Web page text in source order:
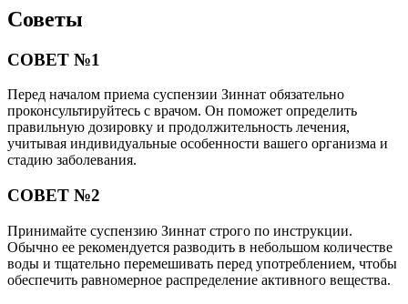
Советы
СОВЕТ №1
Перед началом приема суспензии Зиннат обязательно
проконсультируйтесь с врачом. Он поможет определить
правильную дозировку и продолжительность лечения,
учитывая индивидуальные особенности вашего организма и
стадию заболевания.
СОВЕТ №2
Принимайте суспензию Зиннат строго по инструкции.
Обычно ее рекомендуется разводить в небольшом количестве
воды и тщательно перемешивать перед употреблением, чтобы
обеспечить равномерное распределение активного вещества.